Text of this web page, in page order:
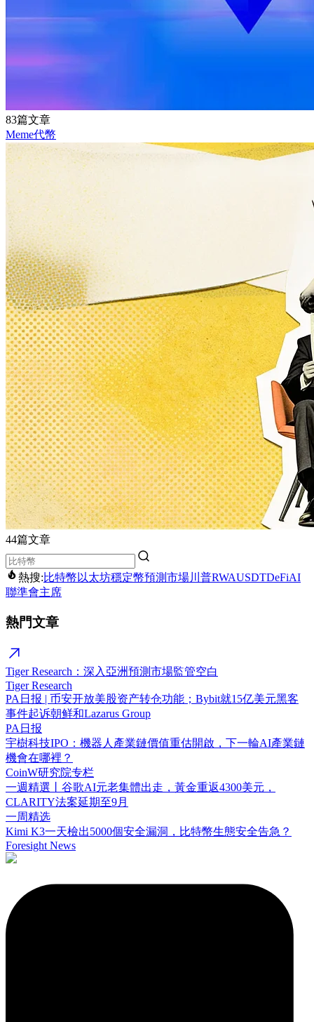
83篇文章
Meme代幣
44篇文章
熱搜:比特幣 以太坊穩定幣預測市場川普RWAUSDTDeFiAI
聯準會主席
熱門文章
Tiger Research：深入亞洲預測市場監管空白
Tiger Research
PA日报 | 币安开放美股资产转仓功能；Bybit就15亿美元黑客
事件起诉朝鲜和Lazarus Group
PA日报
宇樹科技IPO：機器人產業鏈價值重估開啟，下一輪AI產業鏈
機會在哪裡？
CoinW研究院专栏
一週精選丨谷歌AI元老集體出走，黃金重返4300美元，
CLARITY法案延期至9月
一周精选
Kimi K3一天檢出5000個安全漏洞，比特幣生態安全告急？
Foresight News